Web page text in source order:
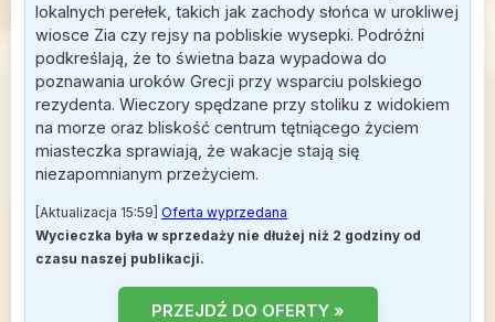
lokalnych perełek, takich jak zachody słońca w urokliwej
wiosce Zia czy rejsy na pobliskie wysepki. Podróżni
podkreślają, że to świetna baza wypadowa do
poznawania uroków Grecji przy wsparciu polskiego
rezydenta. Wieczory spędzane przy stoliku z widokiem
na morze oraz bliskość centrum tętniącego życiem
miasteczka sprawiają, że wakacje stają się
niezapomnianym przeżyciem.
[Aktualizacja 15:59] Oferta wyprzedana
Wycieczka była w sprzedaży nie dłużej niż 2 godziny od
czasu naszej publikacji.
PRZEJDŹ DO OFERTY »